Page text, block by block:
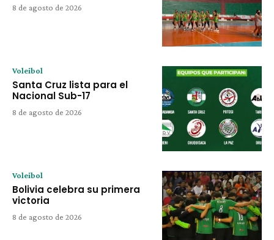
8 de agosto de 2026
Voleibol
Santa Cruz lista para el
Nacional Sub-17
8 de agosto de 2026
Voleibol
Bolivia celebra su primera
victoria
8 de agosto de 2026